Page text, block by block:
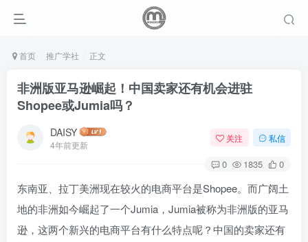
首页 推广学社 正文
非洲版亚马逊崛起！中国卖家还有机会进驻
Shopee或Jumia吗？
DAISY
4年前更新
关注 私信
0 1835 0
东南亚、拉丁美洲现在较火的电商平台是Shopee。而广阔土
地的非洲如今崛起了一个Jumia，Jumia被称为非洲版的亚马
逊，这两个新兴的电商平台有什么特点呢？中国的卖家还有